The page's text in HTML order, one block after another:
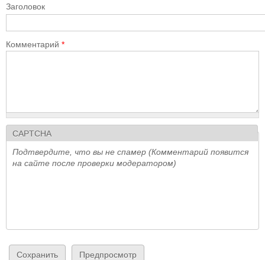
Заголовок
Комментарий *
CAPTCHA
Подтвердите, что вы не спамер (Комментарий появится
на сайте после проверки модератором)